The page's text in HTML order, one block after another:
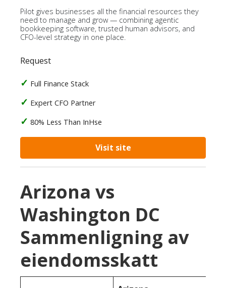
Pilot gives businesses all the financial resources they
need to manage and grow — combining agentic
bookkeeping software, trusted human advisors, and
CFO-level strategy in one place.
Request
Full Finance Stack
Expert CFO Partner
80% Less Than InHse
Visit site
Arizona vs
Washington DC
Sammenligning av
eiendomsskatt